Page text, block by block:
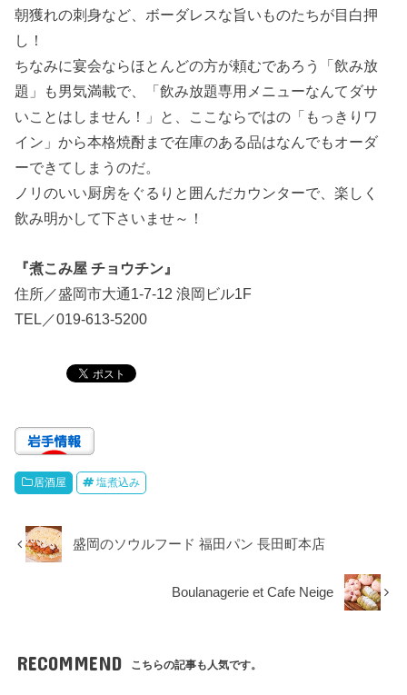
朝獲れの刺身など、ボーダレスな旨いものたちが目白押
し！
ちなみに宴会ならほとんどの方が頼むであろう「飲み放
題」も男気満載で、「飲み放題専用メニューなんてダサ
いことはしません！」と、ここならではの「もっきりワ
イン」から本格焼酎まで在庫のある品はなんでもオーダ
ーできてしまうのだ。
ノリのいい厨房をぐるりと囲んだカウンターで、楽しく
飲み明かして下さいませ～！
『煮こみ屋 チョウチン』
住所／盛岡市大通1-7-12 浪岡ビル1F
TEL／019-613-5200
居酒屋 塩煮込み
盛岡のソウルフード 福田パン 長田町本店
Boulanagerie et Cafe Neige
RECOMMEND こちらの記事も人気です。